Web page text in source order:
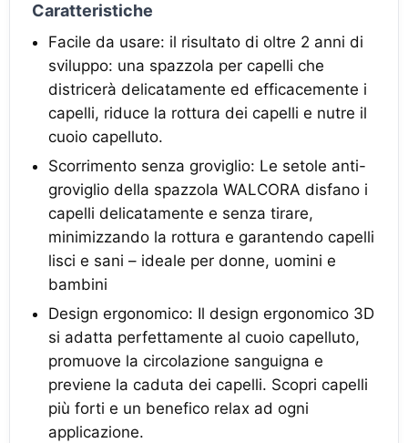
Caratteristiche
Facile da usare: il risultato di oltre 2 anni di
sviluppo: una spazzola per capelli che
districerà delicatamente ed efficacemente i
capelli, riduce la rottura dei capelli e nutre il
cuoio capelluto.
Scorrimento senza groviglio: Le setole anti-
groviglio della spazzola WALCORA disfano i
capelli delicatamente e senza tirare,
minimizzando la rottura e garantendo capelli
lisci e sani – ideale per donne, uomini e
bambini
Design ergonomico: Il design ergonomico 3D
si adatta perfettamente al cuoio capelluto,
promuove la circolazione sanguigna e
previene la caduta dei capelli. Scopri capelli
più forti e un benefico relax ad ogni
applicazione.